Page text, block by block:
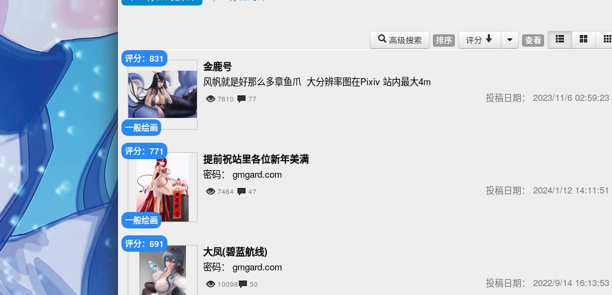
高级搜索 排序 评分 查看
一般绘画
评分：831
金鹿号
风帆就是好那么多章鱼爪 大分辨率图在Pixiv 站内最大4m
7610 77 投稿日期： 2023/11/6 02:59:23
一般绘画
评分：771
提前祝站里各位新年美满
密码： gmgard.com
7464 47 投稿日期： 2024/1/12 14:11:51
评分：691
大凤(碧蓝航线)
密码： gmgard.com
10098 50 投稿日期： 2022/9/14 16:13:53